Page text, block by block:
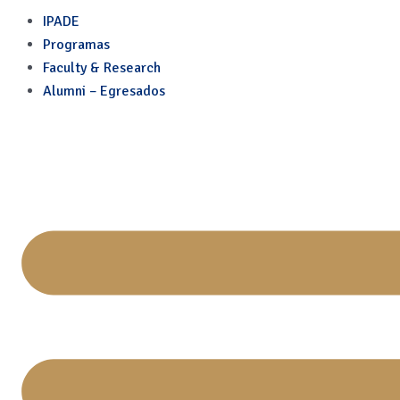
Electrificación
IPADE
Programas
Faculty & Research
Alumni – Egresados